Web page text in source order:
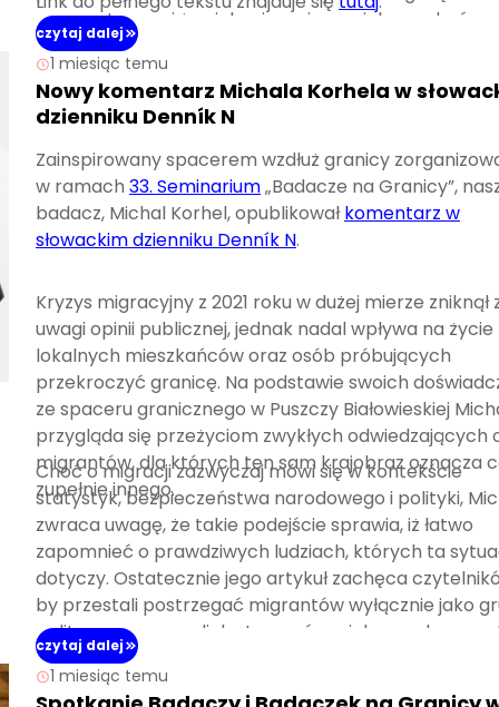
pragmatyczną i że niekoniecznie musiała ona być
poprzedzona faktem wcześniejszej niemieckiej
danego przedmiotu. W ten sposób wnosi wkład w
realizację jednego z głównych celów naszych badań.
czytaj dalej
1 miesiąc temu
Nowy komentarz Michala Korhela w
dzienniku Denník N
Zainspirowany spacerem wzdłuż granicy
w ramach 33. Seminarium„Badacze na Granicy”,
badacz, Michal Korhel, opublikowałkomentarz w
słowackim dzienniku Denník N.
Kryzys migracyjny z 2021 roku w dużej mierze zniknął
uwagi opinii publicznej, jednak nadal wpływa na życie
lokalnych mieszkańców oraz osób próbujących
przekroczyć granicę. Na podstawie swoich
ze spaceru granicznego w Puszczy Białowieskiej
przygląda się przeżyciom zwykłych odwiedzających
migrantów, dla których ten sam krajobraz oznacza
zupełnie innego.
Choć o migracji zazwyczaj mówi się w kontekście
statystyk, bezpieczeństwa narodowego i polityki,
zwraca uwagę, że takie podejście sprawia, iż łatwo
zapomnieć o prawdziwych ludziach, których ta
dotyczy. Ostatecznie jego artykuł zachęca
by przestali postrzegać migrantów wyłącznie jako
polityczną, a zaczęli dostrzegać w nich przede
ludzi.
czytaj dalej
1 miesiąc temu